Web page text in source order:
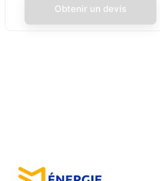
Obtenir un devis